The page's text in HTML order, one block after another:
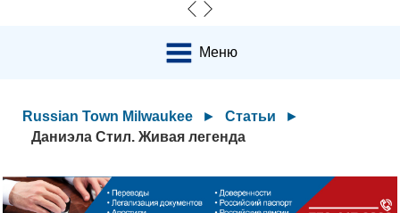
Меню
Russian Town Milwaukee ► Статьи
►
Даниэла Стил. Живая легенда